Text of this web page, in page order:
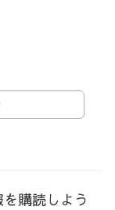
購読しよう